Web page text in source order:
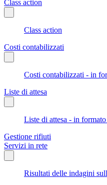
Class action
Class action
Costi contabilizzati
Costi contabilizzati - in
Liste di attesa
Liste di attesa - in
Gestione rifiuti
Servizi in rete
Risultati delle indagini